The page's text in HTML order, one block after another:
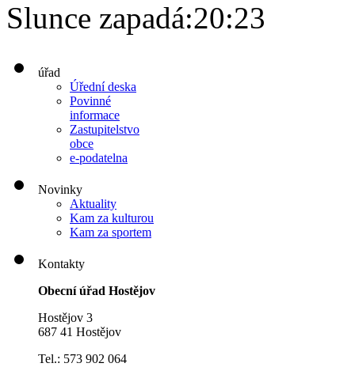
Slunce zapadá:20:23
úřad
Úřední deska
Povinné
informace
Zastupitelstvo
obce
e-podatelna
Novinky
Aktuality
Kam za kulturou
Kam za sportem
Kontakty
Obecní úřad Hostějov
Hostějov 3
687 41 Hostějov
Tel.: 573 902 064